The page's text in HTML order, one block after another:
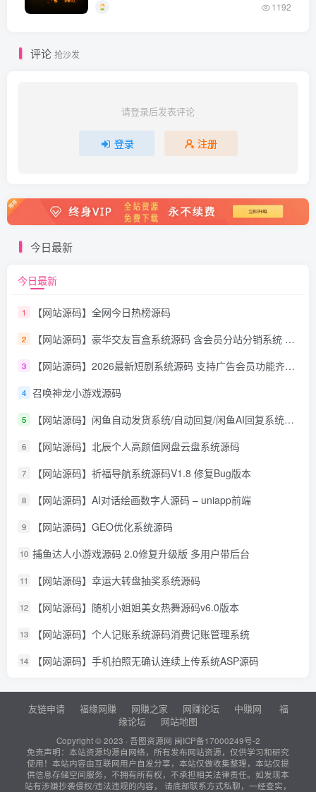
1192
评论 抢沙发
请登录后发表评论
登录 注册
今日最新
今日最新
1 【网站源码】全网今日热榜源码
2 【网站源码】豪华交友盲盒系统源码 含会员分站分销系统 可易支付
3 【网站源码】2026最新短剧系统源码 支持广告会员功能齐全短剧源码
4 召唤神龙小游戏源码
5 【网站源码】闲鱼自动发货系统/自动回复/闲鱼AI回复系统源码
6 【网站源码】北辰个人高颜值网盘云盘系统源码
7 【网站源码】祈福导航系统源码V1.8 修复Bug版本
8 【网站源码】AI对话绘画数字人源码 – uniapp前端
9 【网站源码】GEO优化系统源码
10 捕鱼达人小游戏源码 2.0修复升级版 多用户带后台
11 【网站源码】幸运大转盘抽奖系统源码
12 【网站源码】随机小姐姐美女热舞源码v6.0版本
13 【网站源码】个人记账系统源码消费记账管理系统
14 【网站源码】手机拍照无确认连续上传系统ASP源码
友链申请 福缘网赚 网赚之家 网赚论坛 中赚网
福
缘论坛
网站地图
Copyright © 2023 · 吾图资源网 闽ICP备17000249号-2
免责声明：本站资源均源自网络，所有发布网站资源，仅供学习和研究
使用！本站内容由互联网用户自发分享，本站仅做收集整理，本站仅提
供信息存储空间服务，不拥有所有权，不承担相关法律责任。如发现本
站有涉嫌抄袭侵权/违法违规的内容， 请底部联系方式私聊，一经查实，